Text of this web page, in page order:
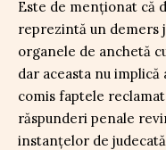
Este de menționat că
reprezintă un demers
organele de anchetă
dar aceasta nu implică
comis faptele
răspunderi penale
instanțelor de